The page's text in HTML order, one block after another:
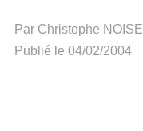
Par Christophe
Publié le 04/02/2004